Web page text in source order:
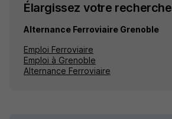
Élargissez votre recherche
Alternance Ferroviaire Grenoble
Emploi Ferroviaire
Emploi à Grenoble
Alternance Ferroviaire